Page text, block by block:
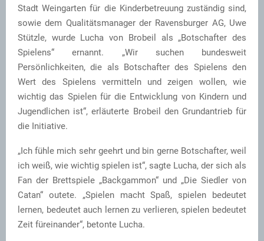
Stadt Weingarten für die Kinderbetreuung zuständig sind,
sowie dem Qualitätsmanager der Ravensburger AG, Uwe
Stützle, wurde Lucha von Brobeil als „Botschafter des
Spielens“ ernannt. „Wir suchen bundesweit
Persönlichkeiten, die als Botschafter des Spielens den
Wert des Spielens vermitteln und zeigen wollen, wie
wichtig das Spielen für die Entwicklung von Kindern und
Jugendlichen ist“, erläuterte Brobeil den Grundantrieb für
die Initiative.
„Ich fühle mich sehr geehrt und bin gerne Botschafter, weil
ich weiß, wie wichtig spielen ist“, sagte Lucha, der sich als
Fan der Brettspiele „Backgammon“ und „Die Siedler von
Catan“ outete. „Spielen macht Spaß, spielen bedeutet
lernen, bedeutet auch lernen zu verlieren, spielen bedeutet
Zeit füreinander“, betonte Lucha.